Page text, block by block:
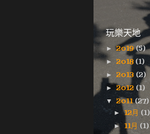
玩樂天地
►2019(5)
► 2018(1)
► 2013 (2)
►2012 (1)
▼2011(27)
►12月 (1)
►11月 (1)